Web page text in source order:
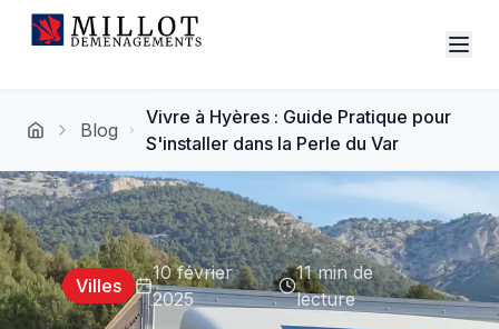
Blog
Vivre à Hyères : Guide Pratique pour
S'installer dans la Perle du Var
Villes
10 février
2025
11 minde
lecture